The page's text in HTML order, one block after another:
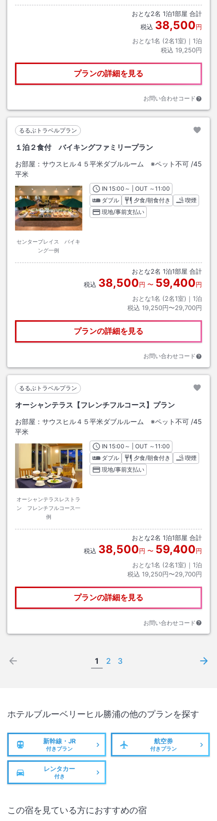
おとな2名 1泊1部屋 合計
税込 38,500円
おとな1名 (2名1室)｜ 1泊
税込 19,250円
プランの詳細を見る
お問い合わせコード
るるぶトラベルプラン
１泊２食付 バイキングファミリープラン
お部屋： サウスヒル４５平米ダブルルーム ※ペット不可 /45
平米
センタープレイス バイキ
ング一例
INチェックイン
15:00 ～ | OUT チェックアウト
～11:00
ダブル
夕食/朝食付き
喫煙
現地/事前支払い
おとな2名 1泊1部屋 合計
税込 38,500円 〜 59,400円
おとな1名 (2名1室)｜ 1泊
税込 19,250円〜29,700円
プランの詳細を見る
お問い合わせコード
るるぶトラベルプラン
オーシャンテラス【フレンチフルコース】プラン
お部屋： サウスヒル４５平米ダブルルーム ※ペット不可 /45
平米
オーシャンテラスレストラ
ン フレンチフルコース一
例
INチェックイン
15:00 ～ | OUT チェックアウト
～11:00
ダブル
夕食/朝食付き
喫煙
現地/事前支払い
おとな2名 1泊1部屋 合計
税込 38,500円 〜 59,400円
おとな1名 (2名1室)｜ 1泊
税込 19,250円〜29,700円
プランの詳細を見る
お問い合わせコード
1 2 3
ホテルブルーベリーヒル勝浦の他のプランを探す
新幹線・JR
付きプラン
航空券
付きプラン
レンタカー
付き
この宿を見ている方におすすめの宿